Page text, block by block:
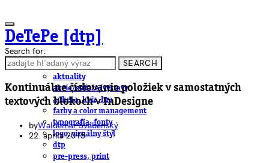
DeTePe [dtp]
ČLÁNKY
aktuality
akcie/súťaže/výstavy
anketa, kvíz, hra
farby a color management
typografia, fonty
logo, vizuálny štýl
dtp
pre-press, print
Search for:
SEARCH
Kontinuálne číslovanie položiek v samostatných
textových blokoch v InDesigne
byWaldemar Švábenský
22. apríla 2015